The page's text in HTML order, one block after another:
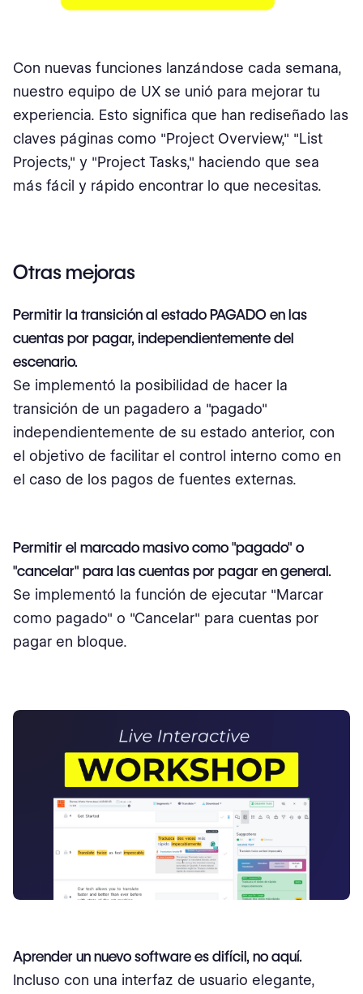
Con nuevas funciones lanzándose cada semana,
nuestro equipo de UX se unió para mejorar tu
experiencia. Esto significa que han rediseñado las
claves páginas como "Project Overview," "List
Projects," y "Project Tasks," haciendo que sea
más fácil y rápido encontrar lo que necesitas.
Otras mejoras
Permitir la transición al estado PAGADO en las
cuentas por pagar, independientemente del
escenario.
Se implementó la posibilidad de hacer la
transición de un pagadero a "pagado"
independientemente de su estado anterior, con
el objetivo de facilitar el control interno como en
el caso de los pagos de fuentes externas.
Permitir el marcado masivo como "pagado" o
"cancelar" para las cuentas por pagar en general.
Se implementó la función de ejecutar "Marcar
como pagado" o "Cancelar" para cuentas por
pagar en bloque.
Aprender un nuevo software es difícil, no aquí.
Incluso con una interfaz de usuario elegante,